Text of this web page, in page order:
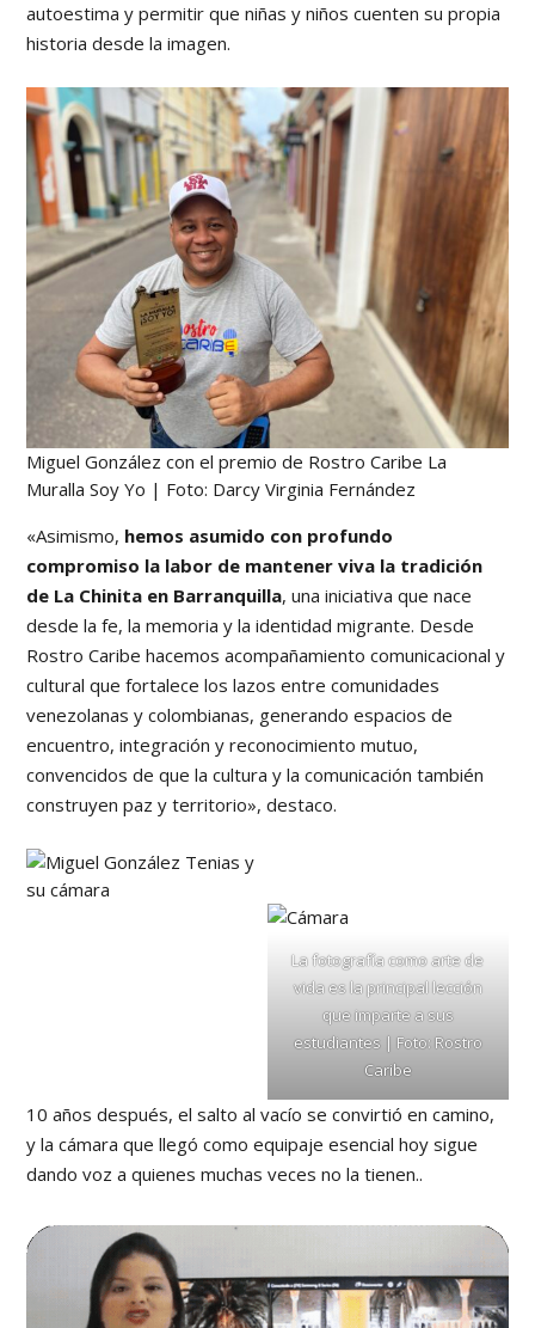
autoestima y permitir que niñas y niños cuenten su propia
historia desde la imagen.
Miguel González con el premio de Rostro Caribe La
Muralla Soy Yo | Foto: Darcy Virginia Fernández
«Asimismo, hemos asumido con profundo
compromiso la labor de mantener viva la tradición
de La Chinita en Barranquilla, una iniciativa que nace
desde la fe, la memoria y la identidad migrante. Desde
Rostro Caribe hacemos acompañamiento comunicacional y
cultural que fortalece los lazos entre comunidades
venezolanas y colombianas, generando espacios de
encuentro, integración y reconocimiento mutuo,
convencidos de que la cultura y la comunicación también
construyen paz y territorio», destaco.
La fotografía como arte de
vida es la principal lección
que imparte a sus
estudiantes | Foto: Rostro
Caribe
10 años después, el salto al vacío se convirtió en camino,
y la cámara que llegó como equipaje esencial hoy sigue
dando voz a quienes muchas veces no la tienen..